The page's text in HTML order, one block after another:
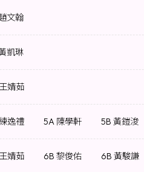
文翰
凱琳
婧茹
逸禮 5A 陳學軒 5B 黃鎧浚
婧茹 6B 黎俊佑 6B 黃駿謙